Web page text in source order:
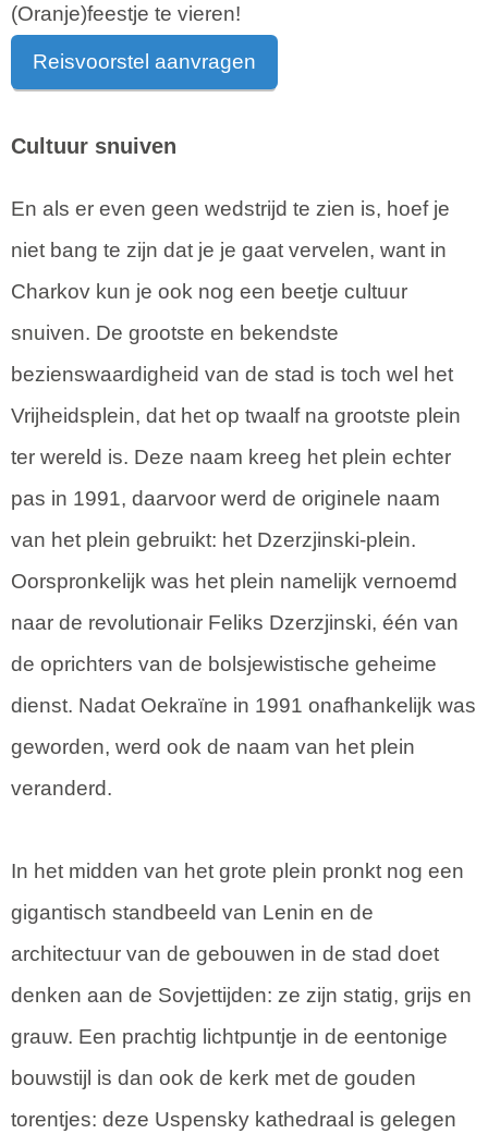
(Oranje)feestje te vieren!
Reisvoorstel aanvragen
Cultuur snuiven
En als er even geen wedstrijd te zien is, hoef je
niet bang te zijn dat je je gaat vervelen, want in
Charkov kun je ook nog een beetje cultuur
snuiven. De grootste en bekendste
bezienswaardigheid van de stad is toch wel het
Vrijheidsplein, dat het op twaalf na grootste plein
ter wereld is. Deze naam kreeg het plein echter
pas in 1991, daarvoor werd de originele naam
van het plein gebruikt: het Dzerzjinski-plein.
Oorspronkelijk was het plein namelijk vernoemd
naar de revolutionair Feliks Dzerzjinski, één van
de oprichters van de bolsjewistische geheime
dienst. Nadat Oekraïne in 1991 onafhankelijk was
geworden, werd ook de naam van het plein
veranderd.
In het midden van het grote plein pronkt nog een
gigantisch standbeeld van Lenin en de
architectuur van de gebouwen in de stad doet
denken aan de Sovjettijden: ze zijn statig, grijs en
grauw. Een prachtig lichtpuntje in de eentonige
bouwstijl is dan ook de kerk met de gouden
torentjes: deze Uspensky kathedraal is gelegen